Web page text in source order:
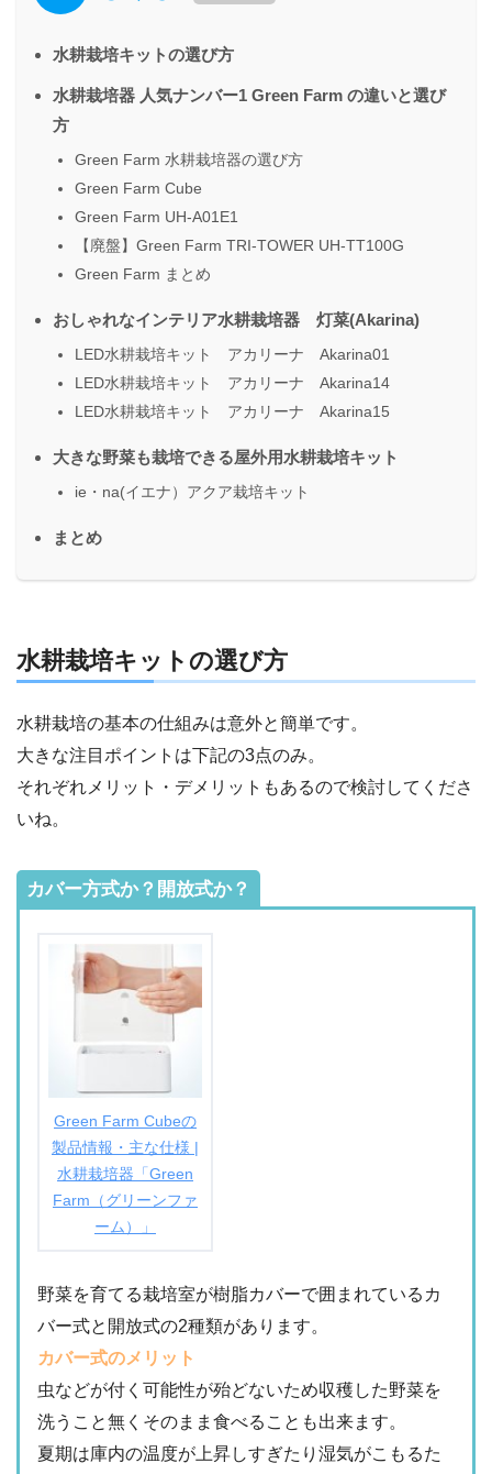
水耕栽培キットの選び方
水耕栽培器 人気ナンバー1 Green Farm の違いと選び
方
Green Farm 水耕栽培器の選び方
Green Farm Cube
Green Farm UH-A01E1
【廃盤】Green Farm TRI-TOWER UH-TT100G
Green Farm まとめ
おしゃれなインテリア水耕栽培器 灯菜(Akarina)
LED水耕栽培キット アカリーナ Akarina01
LED水耕栽培キット アカリーナ Akarina14
LED水耕栽培キット アカリーナ Akarina15
大きな野菜も栽培できる屋外用水耕栽培キット
ie・na(イエナ）アクア栽培キット
まとめ
水耕栽培キットの選び方
水耕栽培の基本の仕組みは意外と簡単です。
大きな注目ポイントは下記の3点のみ。
それぞれメリット・デメリットもあるので検討してくださ
いね。
カバー方式か？開放式か？
Green Farm Cubeの
製品情報・主な仕様 |
水耕栽培器「Green
Farm（グリーンファ
ーム）」
野菜を育てる栽培室が樹脂カバーで囲まれているカ
バー式と開放式の2種類があります。
カバー式のメリット
虫などが付く可能性が殆どないため収穫した野菜を
洗うこと無くそのまま食べることも出来ます。
夏期は庫内の温度が上昇しすぎたり湿気がこもるた